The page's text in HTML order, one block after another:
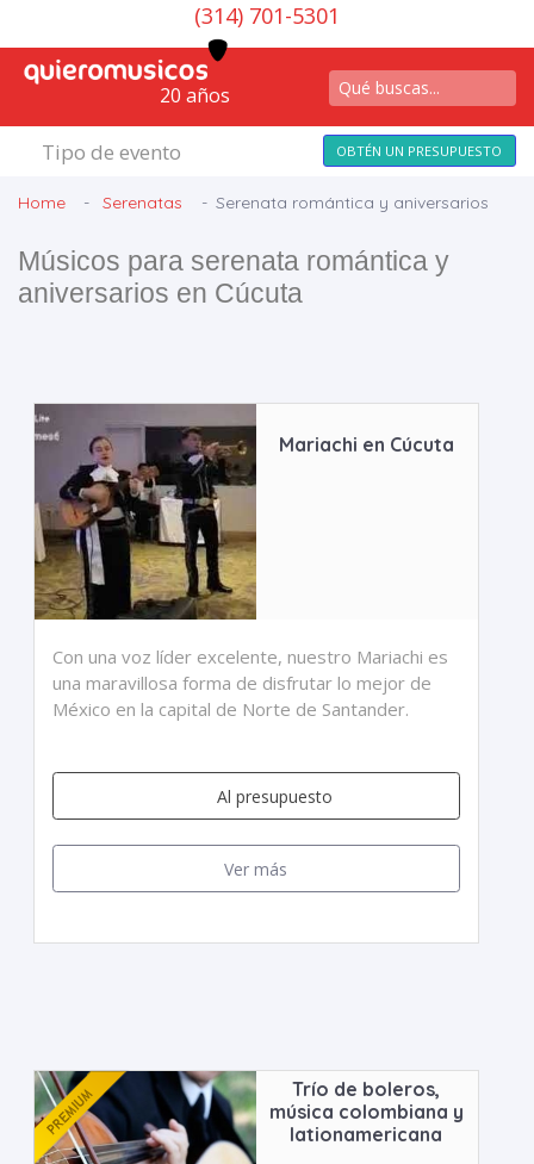
(314) 701-5301
20 años
Tipo de evento OBTÉN UN PRESUPUESTO
Home Serenatas Serenata romántica y aniversarios
Músicos para serenata romántica y
aniversarios en Cúcuta
Mariachi en Cúcuta
Con una voz líder excelente, nuestro Mariachi es
una maravillosa forma de disfrutar lo mejor de
México en la capital de Norte de Santander.
Al presupuesto
Ver más
Trío de boleros,
música colombiana y
lationamericana